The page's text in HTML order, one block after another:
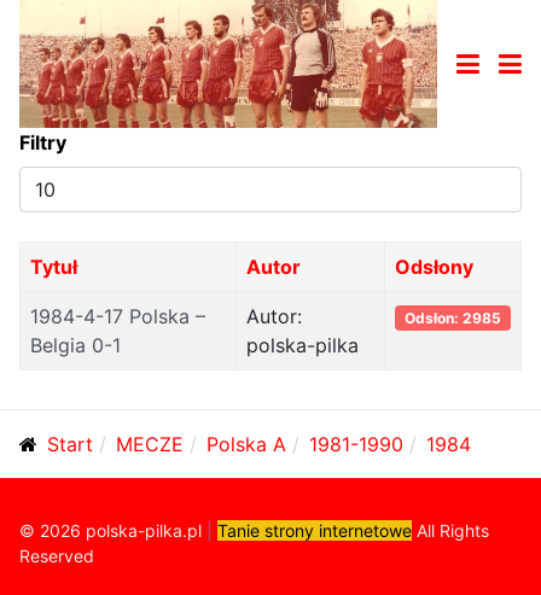
Filtry
Pokaż
#
Tytuł Autor Odsłony
1984-4-17 Polska –
Belgia 0-1
Autor:
polska-pilka
Odsłon: 2985
Start MECZE Polska A 1981-1990 1984
© 2026 polska-pilka.pl Tanie strony internetowe All Rights
Reserved